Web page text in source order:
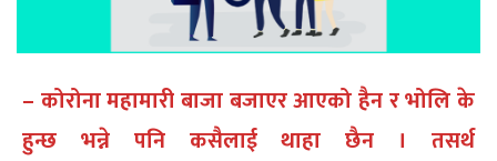
– कोरोना महामारी बाजा बजाएर आएको हैन र भोलि के
हुन्छ भन्ने पनि कसैलाई थाहा छैन । तसर्थ